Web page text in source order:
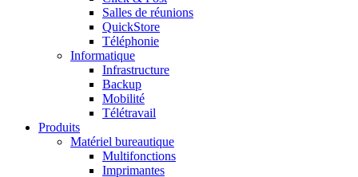
Salles de réunions
QuickStore
Téléphonie
Informatique
Infrastructure
Backup
Mobilité
Télétravail
Produits
Matériel bureautique
Multifonctions
Imprimantes